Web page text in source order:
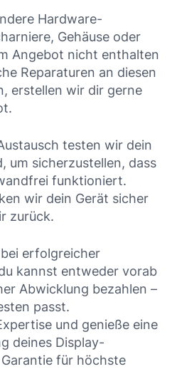
Hardware-
Gehäuse oder
Angebot nicht enthalten
Reparaturen an diesen
erstellen wir dir gerne
testen wir dein
um sicherzustellen, dass
funktioniert.
wir dein Gerät sicher
zurück.
erfolgreicher
kannst entweder vorab
Abwicklung bezahlen –
passt.
und genieße eine
deines Display-
für höchste